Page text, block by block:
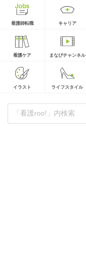
看護師転職 キャリア
看護ケア まなびチャンネル
イラスト ライフスタイル